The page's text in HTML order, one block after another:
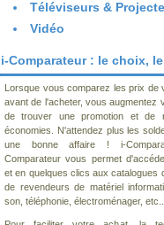
Téléviseurs &
Vidéo
i-Comparateur : le choix,
Lorsque vous comparez les prix de
avant de l'acheter, vous augmentez
de trouver une promotion et de
économies. N'attendez plus les
une bonne affaire ! i-
Comparateur vous permet
et en quelques clics aux catalogues
de revendeurs de matériel
son, téléphonie, électroménager, etc..